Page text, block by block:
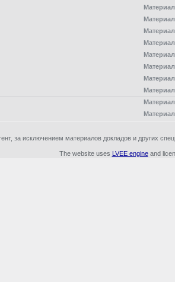
за исключением материалов докладов и других
The website uses LVEE engineand